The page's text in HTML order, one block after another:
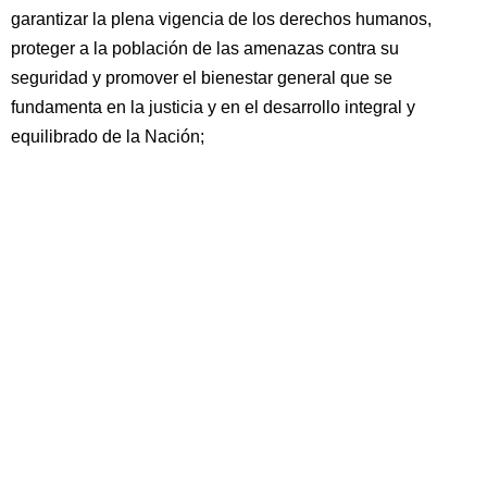
garantizar la plena vigencia de los derechos humanos,
proteger a la población de las amenazas contra su
seguridad y promover el bienestar general que se
fundamenta en la justicia y en el desarrollo integral y
equilibrado de la Nación;